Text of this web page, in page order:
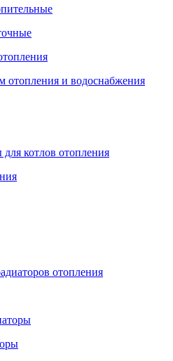
отопления и водоснабжения
для котлов отопления
отопления